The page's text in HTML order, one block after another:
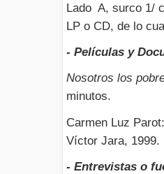
Lado A, surco 1/
LP o CD, de lo
- Películas y
Nosotros los
minutos.
Carmen Luz Parot:
Víctor Jara, 1999.
- Entrevistas o